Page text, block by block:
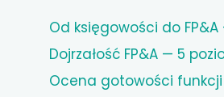
Od księgowości do
Dojrzałość FP&A — 5
Ocena gotowości